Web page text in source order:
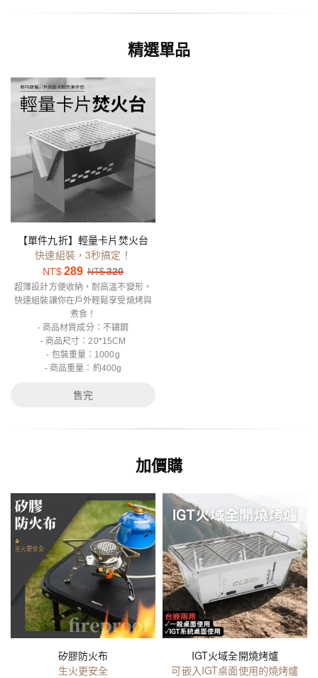
精選單品
【單件九折】輕量卡片焚火台
快速組裝，3秒搞定！
NT$289 NT$ 320
超薄設計方便收納，耐高溫不變形，
快速組裝讓你在戶外輕鬆享受燒烤與
煮食！
- 商品材質成分：不鏽鋼
- 商品尺寸：20*15CM
- 包裝重量：1000g
- 商品重量：約400g
售完
加價購
矽膠防火布
生火更安全
IGT火域全開燒烤爐
可嵌入IGT桌面使用的燒烤爐